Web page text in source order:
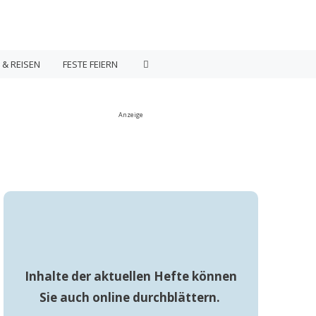
REISEN FESTE FEIERN
Anzeige
Inhalte der aktuellen Hefte können
Sie auch online durchblättern.